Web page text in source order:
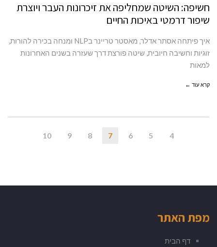
חשיפה: השיטה שמחליפה את זיכרונות העבר ויוצרת
שיפור דרמטי באיכות החיים
איך פיתחה אסתר אדלר, מאסטר טריינר בNLP ומנחה בכירה להורות,
זוגיות וחשיבה חיובית, שיטה פורצת דרך שעזרה בשנים האחרונות
למאות
קרא עוד ←
4
5
6
7
8
9
10
מפת האתר
דף הבית